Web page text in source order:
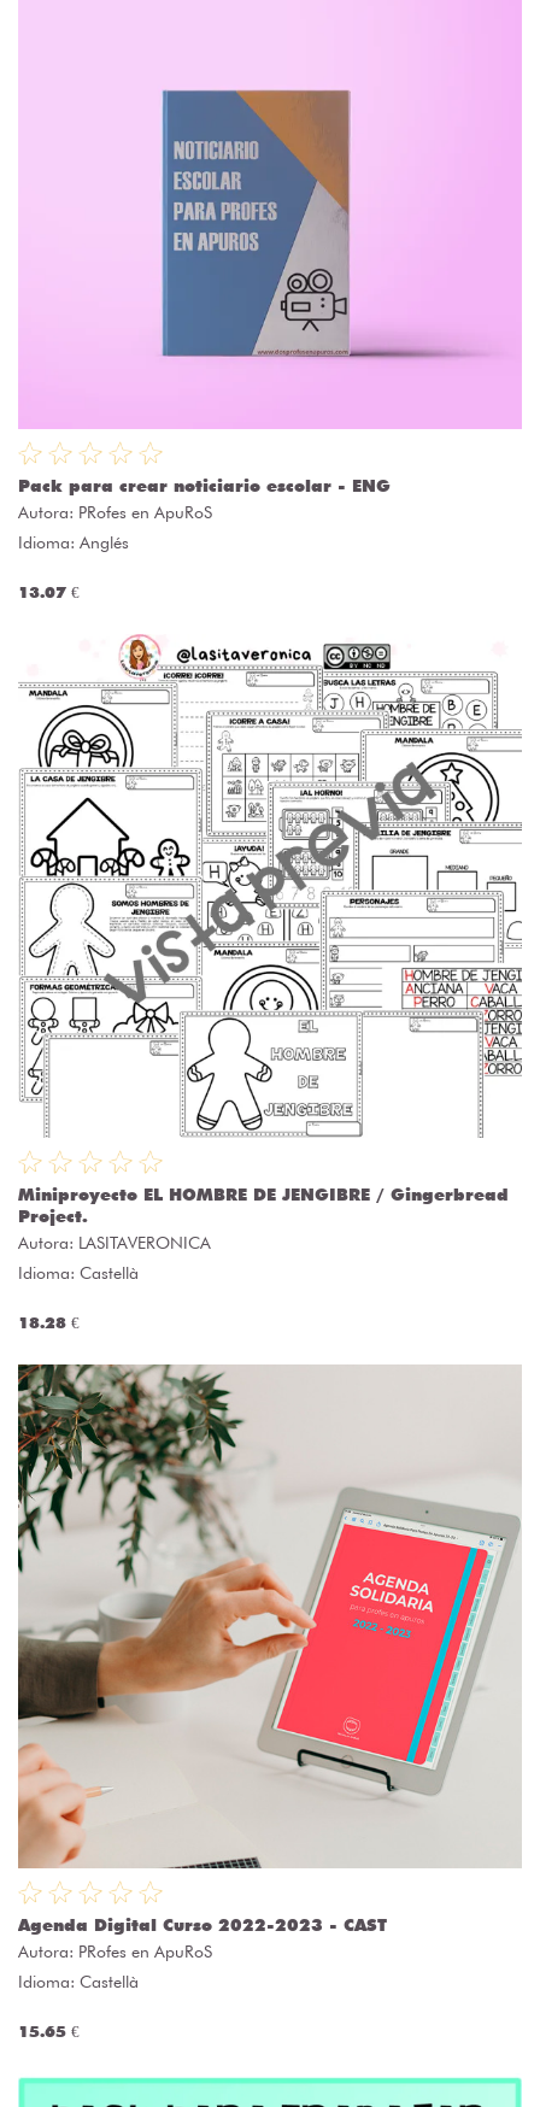
Pack para crear noticiario escolar - ENG
Autora: PRofes en ApuRoS
Idioma: Anglés
13.07 €
Miniproyecto EL HOMBRE DE JENGIBRE / Gingerbread
Project.
Autora: LASITAVERONICA
Idioma: Castellà
18.28 €
Agenda Digital Curso 2022-2023 - CAST
Autora: PRofes en ApuRoS
Idioma: Castellà
15.65 €